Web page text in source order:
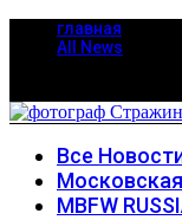
главная
All News
Все
MBFW